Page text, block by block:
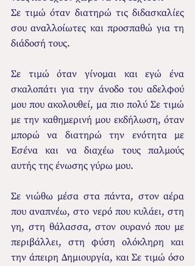
Σε τιμώ όταν διατηρώ τις διδασκαλίες
σου αναλλοίωτες και προσπαθώ για τη
διάδοσή τους.
Σε τιμώ όταν γίνομαι και εγώ ένα
σκαλοπάτι για την άνοδο του αδελφού
μου που ακολουθεί, μα πιο πολύ Σε τιμώ
με την καθημερινή μου εκδήλωση, όταν
μπορώ να διατηρώ την ενότητα με
Εσένα και να διαχέω τους παλμούς
αυτής της ένωσης γύρω μου.
Σε νιώθω μέσα στα πάντα, στον αέρα
που αναπνέω, στο νερό που κυλάει, στη
γη, στη θάλασσα, στον ουρανό που με
περιβάλλει, στη φύση ολόκληρη και
την άπειρη Δημιουργία, και Σε τιμώ όσο